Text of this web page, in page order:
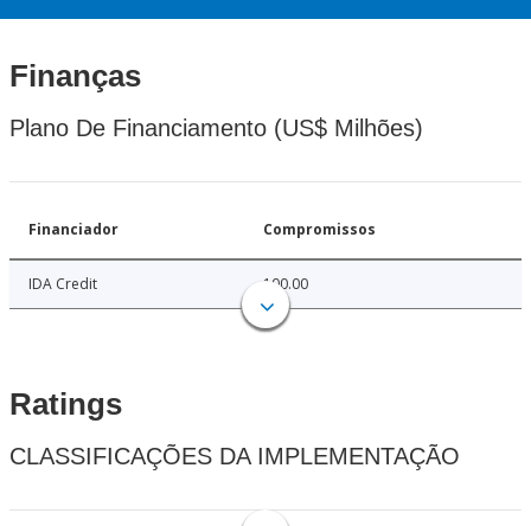
Finanças
Plano De Financiamento (US$ Milhões)
Financiador Compromissos
IDA Credit 100.00
Ratings
CLASSIFICAÇÕES DA IMPLEMENTAÇÃO